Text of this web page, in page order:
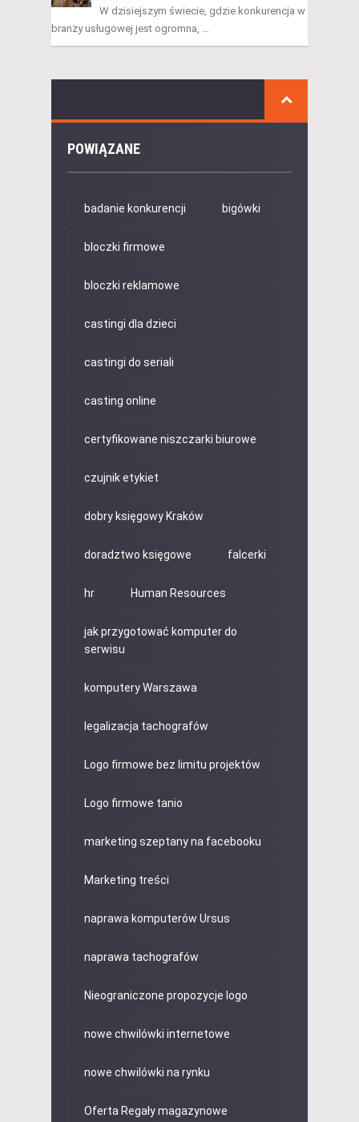
W dzisiejszym świecie, gdzie konkurencja w
branży usługowej jest ogromna, …
POWIĄZANE
badanie konkurencji bigówki
bloczki firmowe
bloczki reklamowe
castingi dla dzieci
castingi do seriali
casting online
certyfikowane niszczarki biurowe
czujnik etykiet
dobry księgowy Kraków
doradztwo księgowe falcerki
hr Human Resources
jak przygotować komputer do
serwisu
komputery Warszawa
legalizacja tachografów
Logo firmowe bez limitu projektów
Logo firmowe tanio
marketing szeptany na facebooku
Marketing treści
naprawa komputerów Ursus
naprawa tachografów
Nieograniczone propozycje logo
nowe chwilówki internetowe
nowe chwilówki na rynku
Oferta Regały magazynowe